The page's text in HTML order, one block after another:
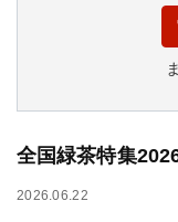
全国緑茶特集
2026.06.22